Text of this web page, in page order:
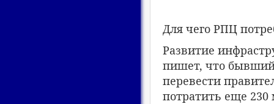
Для чего РПЦ
Развитие
пишет, что бывший
перевести
потратить еще 230